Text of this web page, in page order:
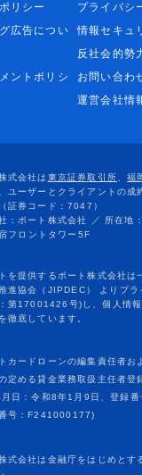
リシー
プライバシ
広告につい
情報セキュ
反社会的勢
ントポリシ
お問い合わ
運営会社情
カードローンの編集責任者お
定める貸金業務取扱主任者登
月日：令和8年1月9日、登録
号：F241000177)
式会社は金融庁をはじめとす